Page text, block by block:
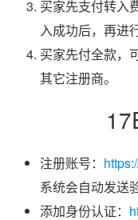
买家先支付转入
入成功后，再进
买家先付全款，
其它注册商。
注册账号：
系统会自动发送
添加身份认证：